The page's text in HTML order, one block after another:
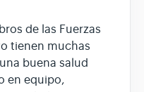
de las Fuerzas
tienen muchas
buena salud
en equipo,